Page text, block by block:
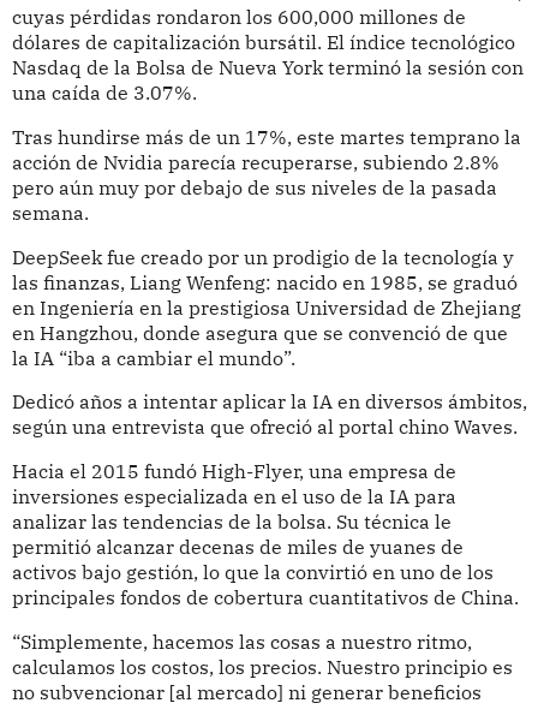
cuyas pérdidas rondaron los 600,000 millones de
dólares de capitalización bursátil. El índice tecnológico
Nasdaq de la Bolsa de Nueva York terminó la sesión con
una caída de 3.07%.
Tras hundirse más de un 17%, este martes temprano la
acción de Nvidia parecía recuperarse, subiendo 2.8%
pero aún muy por debajo de sus niveles de la pasada
semana.
DeepSeek fue creado por un prodigio de la tecnología y
las finanzas, Liang Wenfeng: nacido en 1985, se graduó
en Ingeniería en la prestigiosa Universidad de Zhejiang
en Hangzhou, donde asegura que se convenció de que
la IA “iba a cambiar el mundo”.
Dedicó años a intentar aplicar la IA en diversos ámbitos,
según una entrevista que ofreció al portal chino Waves.
Hacia el 2015 fundó High-Flyer, una empresa de
inversiones especializada en el uso de la IA para
analizar las tendencias de la bolsa. Su técnica le
permitió alcanzar decenas de miles de yuanes de
activos bajo gestión, lo que la convirtió en uno de los
principales fondos de cobertura cuantitativos de China.
“Simplemente, hacemos las cosas a nuestro ritmo,
calculamos los costos, los precios. Nuestro principio es
no subvencionar [al mercado] ni generar beneficios